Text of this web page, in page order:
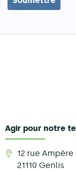
Agir pour notre
12 rue Ampère
21110 Genlis